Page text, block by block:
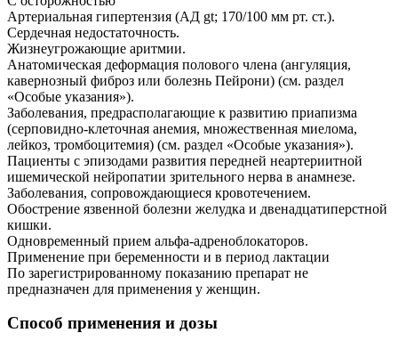
Артериальная гипертензия (АД gt; 170/100 мм рт. ст.).
Сердечная недостаточность.
Жизнеугрожающие аритмии.
Анатомическая деформация полового члена (ангуляция,
кавернозный фиброз или болезнь Пейрони) (см. раздел
«Особые указания»).
Заболевания, предрасполагающие к развитию приапизма
(серповидно-клеточная анемия, множественная миелома,
лейкоз, тромбоцитемия) (см. раздел «Особые указания»).
Пациенты с эпизодами развития передней неартериитной
ишемической нейропатии зрительного нерва в анамнезе.
Заболевания, сопровождающиеся кровотечением.
Обострение язвенной болезни желудка и двенадцатиперстной
кишки.
Одновременный прием альфа-адреноблокаторов.
Применение при беременности и в период лактации
По зарегистрированному показанию препарат не
предназначен для применения у женщин.
Способ применения и дозы